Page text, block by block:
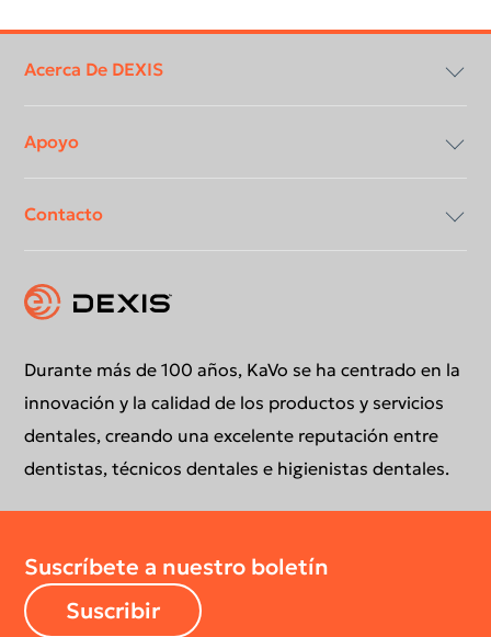
menu
Acerca De DEXIS
Cumplimiento y transparencia
Declaración de conformidad DICOM
Apoyo
Centro de descargas
Instrucciones de uso
Contacto
Contáctenos
Durante más de 100 años, KaVo se ha centrado en la
innovación y la calidad de los productos y servicios
dentales, creando una excelente reputación entre
dentistas, técnicos dentales e higienistas dentales.
Suscríbete a nuestro boletín
Suscribir